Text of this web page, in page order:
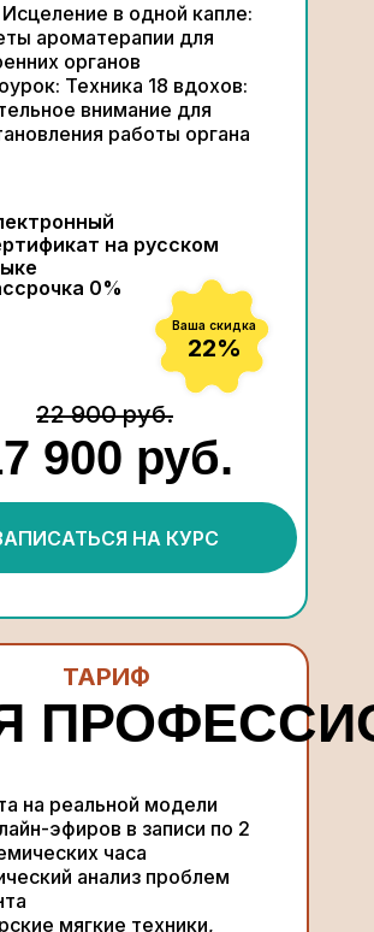
22%
Ваша скидка
Исцеление в одной капле:
ароматерапии для
органов
Техника 18 вдохов:
внимание для
работы органа
на русском
0%
22 900 руб.
900 руб.
НА КУРС
ТАРИФ
на реальной модели
эфиров в записи по 2
часа
анализ проблем
мягкие техники,